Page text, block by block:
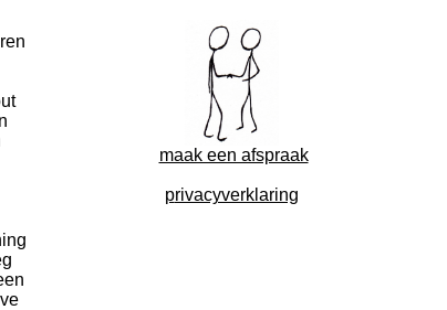
maak een afspraak
privacyverklaring